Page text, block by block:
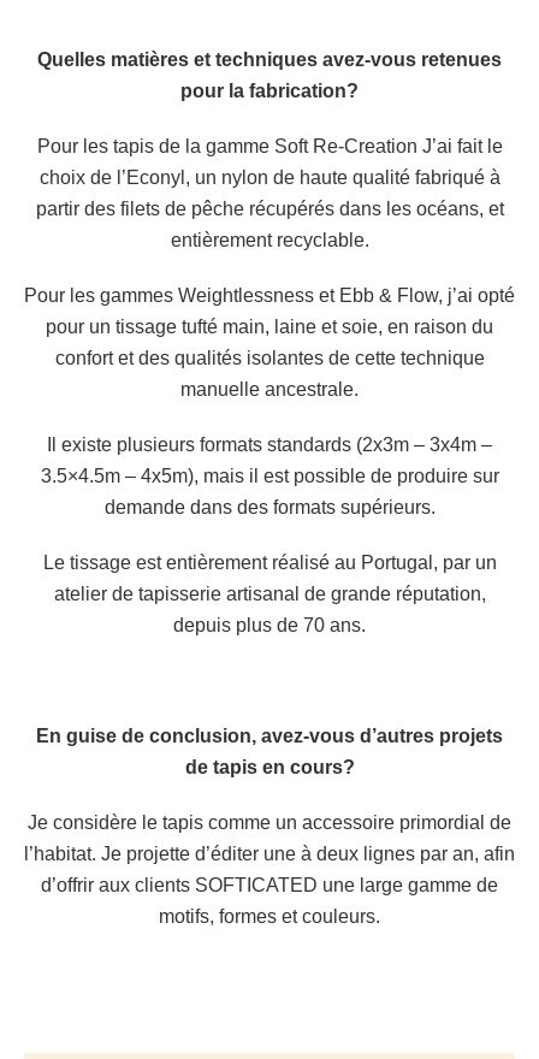
Quelles matières et techniques avez-vous retenues
pour la fabrication?
Pour les tapis de la gamme Soft Re-Creation J’ai fait le
choix de l’Econyl, un nylon de haute qualité fabriqué à
partir des filets de pêche récupérés dans les océans, et
entièrement recyclable.
Pour les gammes Weightlessness et Ebb & Flow, j’ai opté
pour un tissage tufté main, laine et soie, en raison du
confort et des qualités isolantes de cette technique
manuelle ancestrale.
Il existe plusieurs formats standards (2x3m – 3x4m –
3.5×4.5m – 4x5m), mais il est possible de produire sur
demande dans des formats supérieurs.
Le tissage est entièrement réalisé au Portugal, par un
atelier de tapisserie artisanal de grande réputation,
depuis plus de 70 ans.
En guise de conclusion, avez-vous d’autres projets
de tapis en cours?
Je considère le tapis comme un accessoire primordial de
l’habitat. Je projette d’éditer une à deux lignes par an, afin
d’offrir aux clients SOFTICATED une large gamme de
motifs, formes et couleurs.